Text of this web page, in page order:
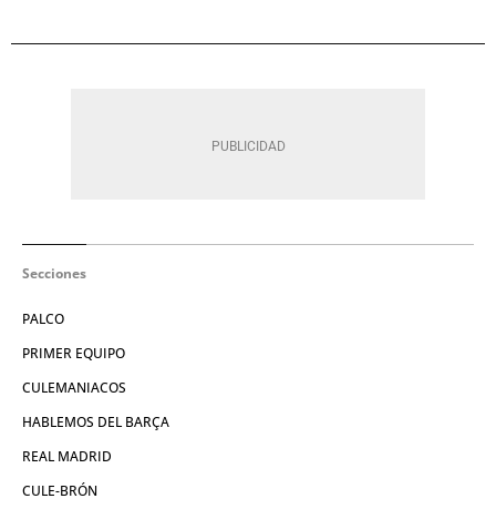
Secciones
PALCO
PRIMER EQUIPO
CULEMANIACOS
HABLEMOS DEL BARÇA
REAL MADRID
CULE-BRÓN